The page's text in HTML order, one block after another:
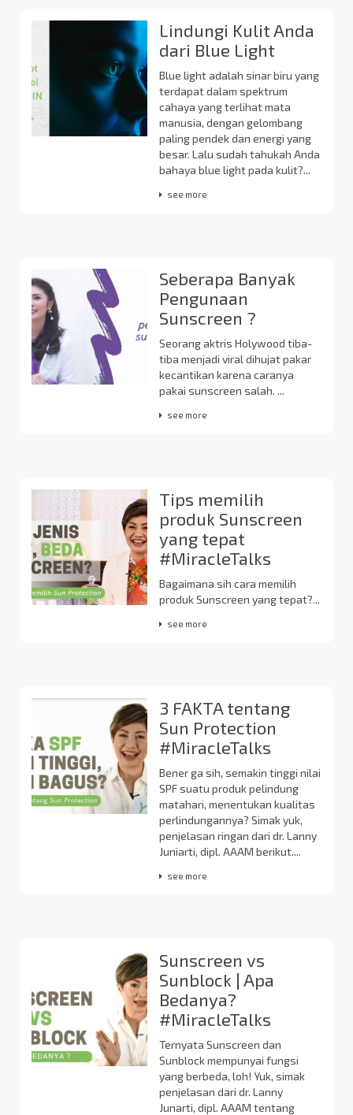
Lindungi Kulit Anda
dari Blue Light
Blue light adalah sinar biru yang
terdapat dalam spektrum
cahaya yang terlihat mata
manusia, dengan gelombang
paling pendek dan energi yang
besar. Lalu sudah tahukah Anda
bahaya blue light pada kulit?...
see more
Seberapa Banyak
Pengunaan
Sunscreen ?
Seorang aktris Holywood tiba-
tiba menjadi viral dihujat pakar
kecantikan karena caranya
pakai sunscreen salah. ...
see more
Tips memilih
produk Sunscreen
yang tepat
#MiracleTalks
Bagaimana sih cara memilih
produk Sunscreen yang tepat?...
see more
3 FAKTA tentang
Sun Protection
#MiracleTalks
Bener ga sih, semakin tinggi nilai
SPF suatu produk pelindung
matahari, menentukan kualitas
perlindungannya? Simak yuk,
penjelasan ringan dari dr. Lanny
Juniarti, dipl. AAAM berikut....
see more
Sunscreen vs
Sunblock | Apa
Bedanya?
#MiracleTalks
Ternyata Sunscreen dan
Sunblock mempunyai fungsi
yang berbeda, loh! Yuk, simak
penjelasan dari dr. Lanny
Junarti, dipl. AAAM tentang